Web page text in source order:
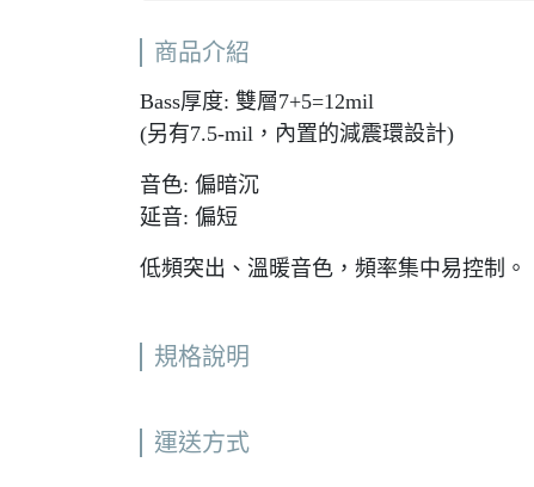
商品介紹
Bass厚度: 雙層7+5=12mil
(另有7.5-mil，內置的減震環設計)
音色: 偏暗沉
延音: 偏短
低頻突出、溫暖音色，頻率集中易控制。
規格說明
運送方式